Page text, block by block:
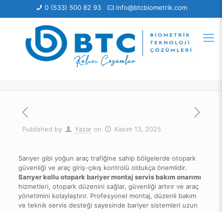
0 (533) 500 82 93 info@btcbiometrik.com
Published by Yazar on Kasım 13, 2025
Sarıyer gibi yoğun araç trafiğine sahip bölgelerde otopark
güvenliği ve araç giriş-çıkış kontrolü oldukça önemlidir.
Sarıyer kollu otopark bariyer montaj servis bakım onarımı
hizmetleri, otopark düzenini sağlar, güvenliği artırır ve araç
yönetimini kolaylaştırır. Profesyonel montaj, düzenli bakım
ve teknik servis desteği sayesinde bariyer sistemleri uzun